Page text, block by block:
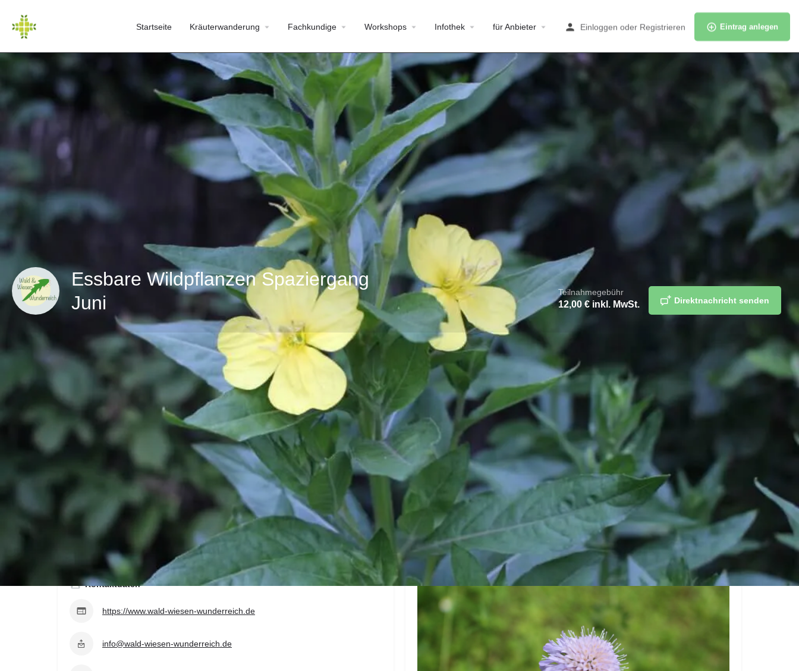
Startseite Kräuterwanderung Fachkundige Workshops Infothek für Anbieter Einloggen oder Registrieren Eintrag anlegen
Essbare Wildpflanzen Spaziergang
Juni
Teilnahmegebühr
12,00 € inkl. MwSt. Direktnachricht senden
Profil Bewertungen 0
Direktnachricht senden zur Webseite E-Mail senden
Details zur Kräuterwanderung
Der Sommer fängt an, wir freuen uns über die langen hellen Tage und die Fülle
der Natur. Auf den bunten Wiesen entdecken wir die Wildpflanzen des Sommers.
Du lernst sie zu erkennen und wofür die Pflanzen genutzt werden können.
Bitte anmelden mit E-Mail an info@wald-wiesen-wunderreich.de oder auf
www.wald-wiesen-wunderreich.de
Kontaktdaten
https://www.wald-wiesen-wunderreich.de
info@wald-wiesen-wunderreich.de
Teilnahmegebühr
12 € inkl. MwSt.
Galerie